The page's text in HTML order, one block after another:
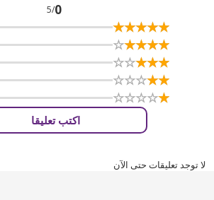
0
/5
☆
☆
☆
☆
☆ ★
★
★
★
★
☆
☆
☆
☆
☆ ★
★
★
★
★
☆
☆
☆
☆
☆ ★
★
★
★
★
☆
☆
☆
☆
☆ ★
★
★
★
★
☆
☆
☆
☆
☆ ★
★
★
★
★
اكتب تعليقا
لا توجد تعليقات حتى الآن